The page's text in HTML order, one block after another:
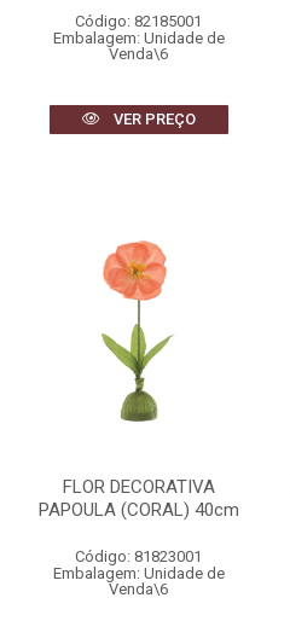
Código: 82185001
Embalagem: Unidade de
Venda\6
VER PREÇO
FLOR DECORATIVA
PAPOULA (CORAL) 40cm
Código: 81823001
Embalagem: Unidade de
Venda\6